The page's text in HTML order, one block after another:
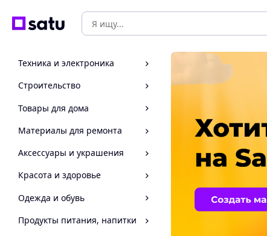
Техника и электроника
Строительство
Товары для дома
Материалы для ремонта
Аксессуары и украшения
Красота и здоровье
Одежда и обувь
Продукты питания, напитки